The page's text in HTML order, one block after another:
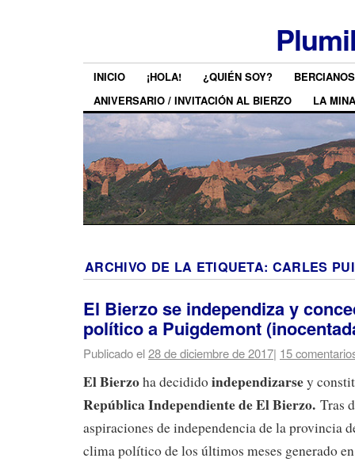
INICIO ¡HOLA! ¿QUIÉN SOY?
ANIVERSARIO / INVITACIÓN AL BIERZO
LA MINA
ARCHIVO DE LA ETIQUETA: CARLES
El Bierzo se independiza y
político a Puigdemont
Publicado el28 de diciembre de 2017| 15
El Bierzoha decididoindependizarsey
República Independiente de El Bierzo. Tras
aspiraciones de independencia de la provincia
clima político de los últimos meses generado